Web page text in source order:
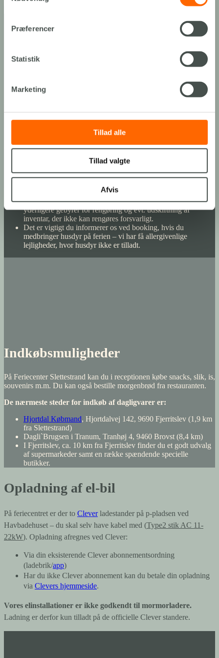
Præferencer
Statistik
Marketing
Tillad alle
Tillad valgte
Afvis
Vi elsker hunde og andre husdyr – tag dem endelig med til
tage følgende forhold, når du kommer på ophold med husdyr:
Ingen husdyr i ferieboligernes møbler og senge eller i
restaurantens buffet-områder.
Har der været husdyr i møbler og/eller senge, opkræves
yderligere gebyrer for rengøring og evt. udskiftning af
inventar, der ikke kan rengøres forsvarligt.
Det er vigtigt du informerer os ved booking, hvis du
medbringer husdyr på ferien – vi har få allergivenlige
lejligheder, hvor husdyr ikke er tilladt.
Indkøbsmuligheder
På Feriecenter Slettestrand kan du i receptionen købe snacks, slik, is,
souvenirs m.m. Du kan også bestille morgenbrød fra restauranten.
De nærmeste steder for indkøb af dagligvarer er:
Hjortdal Købmand, Hjortdalvej 142, 9690 Fjerritslev (1,9 km
fra Slettestrand)
Dagli`Brugsen i Tranum, Tranhøj 4, 9460 Brovst (8,4 km)
I Fjerritslev, ca. 10 km fra Fjerritslev finder du et godt udvalg
af supermarkeder samt en række spændende specielle
butikker.
Opladning af el-bil
På feriecentret er der to Cleverladestander på p-pladsen ved
Havbadehuset – du skal selv have kabel med (Type2 stik AC 11-
22kW). Opladning afregnes ved Clever:
Via din eksisterende Clever abonnementsordning
(ladebrik/app)
Har du ikke Clever abonnement kan du betale din opladning
via Clevers hjemmeside.
Vores elinstallationer er ikke godkendt til mormorladere.
Ladning er derfor kun tilladt på de officielle Clever standere.